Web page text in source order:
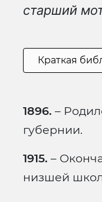
старший
Краткая
1896. –
губернии.
1915. –
низшей